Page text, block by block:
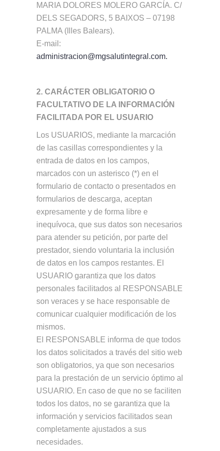
MARIA DOLORES MOLERO GARCÍA. C/
DELS SEGADORS, 5 BAIXOS – 07198
PALMA (Illes Balears).
E-mail:
administracion@mgsalutintegral.com.
2. CARÁCTER OBLIGATORIO O
FACULTATIVO DE LA INFORMACIÓN
FACILITADA POR EL USUARIO
Los USUARIOS, mediante la marcación
de las casillas correspondientes y la
entrada de datos en los campos,
marcados con un asterisco (*) en el
formulario de contacto o presentados en
formularios de descarga, aceptan
expresamente y de forma libre e
inequívoca, que sus datos son necesarios
para atender su petición, por parte del
prestador, siendo voluntaria la inclusión
de datos en los campos restantes. El
USUARIO garantiza que los datos
personales facilitados al RESPONSABLE
son veraces y se hace responsable de
comunicar cualquier modificación de los
mismos.
El RESPONSABLE informa de que todos
los datos solicitados a través del sitio web
son obligatorios, ya que son necesarios
para la prestación de un servicio óptimo al
USUARIO. En caso de que no se faciliten
todos los datos, no se garantiza que la
información y servicios facilitados sean
completamente ajustados a sus
necesidades.